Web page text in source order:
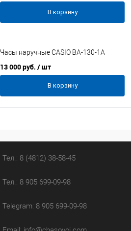
В корзину
Часы наручные CASIO BA-130-1A
13 000 руб. / шт
В корзину
Тел.: 8 (4812) 38-58-45
Тел.: 8 905 699-09-98
Telegram: 8 905 699-09-98